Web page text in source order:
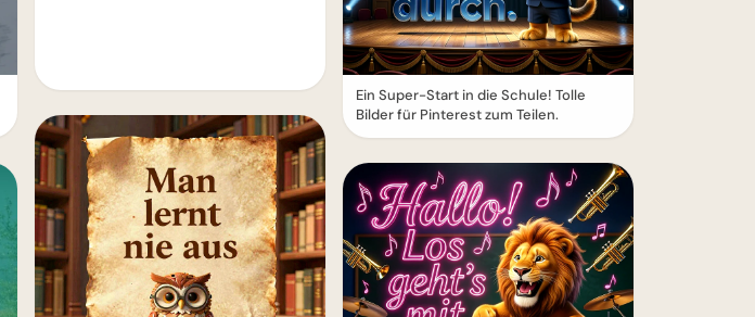
Ein Super-Start in die Schule! Tolle
Bilder für Pinterest zum Teilen.